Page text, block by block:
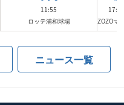
11:55
ロッテ浦和球場
17:55
ZOZOマ
ニュース一覧